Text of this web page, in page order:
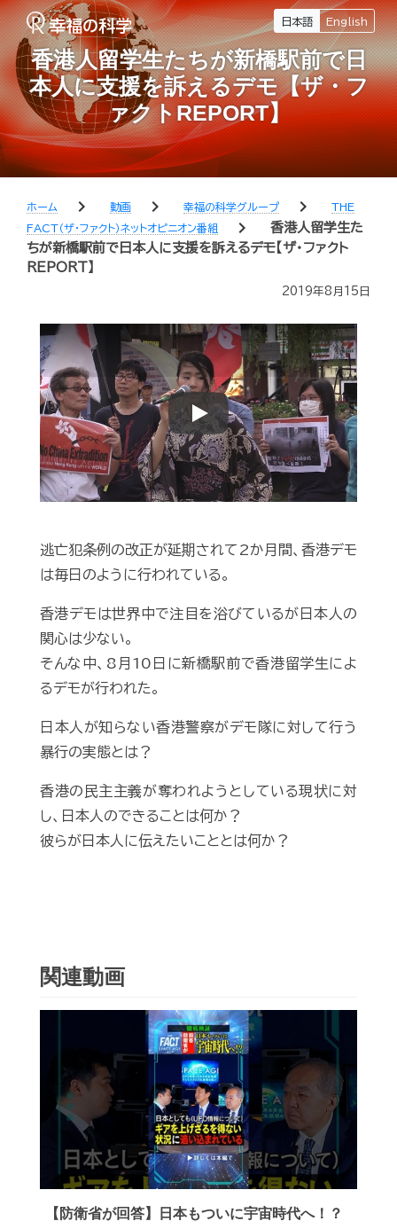
日本語 English
香港人留学生たちが新橋駅前で日
本人に支援を訴えるデモ【ザ・フ
ァクトREPORT】
ホーム chevron_right 動画 chevron_right 幸福の科学グループ chevron_right
THE
FACT（ザ・ファクト）ネットオピニオン番組
chevron_right
香港人留学生た
ちが新橋駅前で日本人に支援を訴えるデモ【ザ・ファクト
REPORT】
2019年8月15日
Play
逃亡犯条例の改正が延期されて2か月間、香港デモ
は毎日のように行われている。
香港デモは世界中で注目を浴びているが日本人の
関心は少ない。
そんな中、8月10日に新橋駅前で香港留学生によ
るデモが行われた。
日本人が知らない香港警察がデモ隊に対して行う
暴行の実態とは？
香港の民主主義が奪われようとしている現状に対
し、日本人のできることは何か？
彼らが日本人に伝えたいこととは何か？
関連動画
【防衛省が回答】日本もついに宇宙時代へ！？